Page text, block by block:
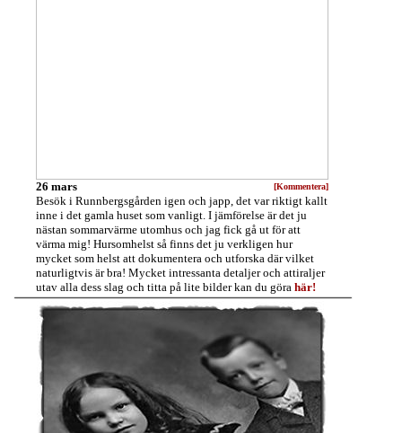
26 mars [Kommentera]
Besök i Runnbergsgården igen och japp, det var riktigt kallt
inne i det gamla huset som vanligt. I jämförelse är det ju
nästan sommarvärme utomhus och jag fick gå ut för att
värma mig! Hursomhelst så finns det ju verkligen hur
mycket som helst att dokumentera och utforska där vilket
naturligtvis är bra! Mycket intressanta detaljer och attiraljer
utav alla dess slag och titta på lite bilder kan du göra här!